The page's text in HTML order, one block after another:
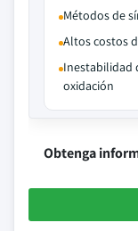
Métodos de
Altos costos
Inestabilidad
oxidación
Obtenga